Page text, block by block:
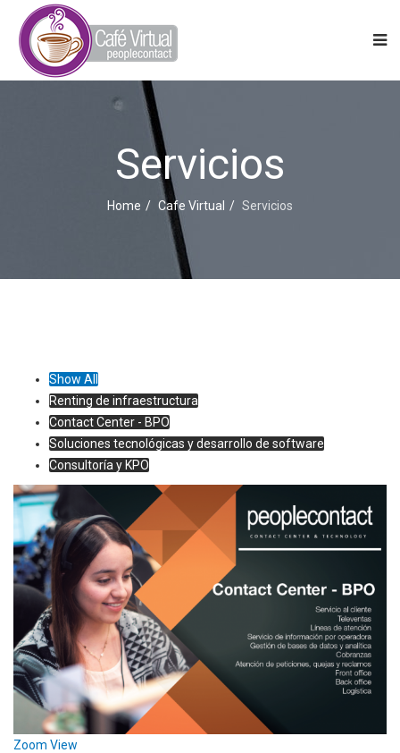
Servicios
Home Cafe Virtual Servicios
Show All
Renting de infraestructura
Contact Center - BPO
Soluciones tecnológicas y desarrollo de software
Consultoría y KPO
Zoom View